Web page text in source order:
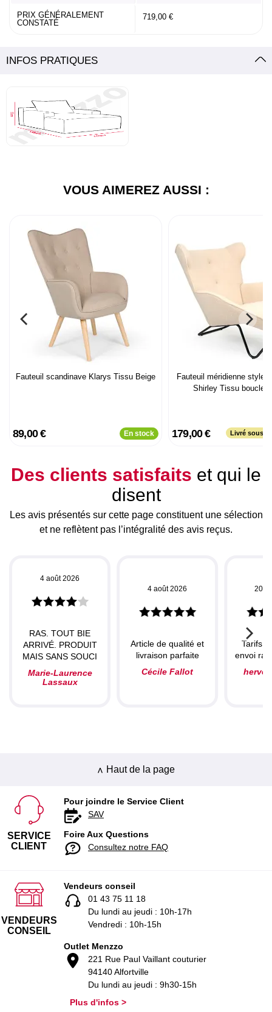
PRIX GÉNÉRALEMENT
CONSTATÉ
719,00 €
INFOS PRATIQUES
VOUS AIMEREZ AUSSI :
Fauteuil scandinave Klarys Tissu Beige
89,00 € En stock
Fauteuil méridienne style
Shirley Tissu
179,00 € Livré sous
Des clients satisfaits et qui le
disent
Les avis présentés sur cette page constituent une sélection
et ne reflètent pas l’intégralité des avis reçus.
4 août 2026
RAS. TOUT BIE
ARRIVÉ. PRODUIT
MAIS SANS SOUCI
Marie-Laurence
Lassaux
4 août 2026
Article de qualité et
livraison parfaite
Cécile Fallot
20
Tarifs
envoi
herve
Haut de la page
SERVICE
CLIENT
Pour joindre le Service Client
SAV
Foire Aux Questions
Consultez notre FAQ
VENDEURS
CONSEIL
Vendeurs conseil
01 43 75 11 18
Du lundi au jeudi : 10h-17h
Vendredi : 10h-15h
Outlet Menzzo
221 Rue Paul Vaillant couturier
94140 Alfortville
Du lundi au jeudi : 9h30-15h
Plus d'infos >